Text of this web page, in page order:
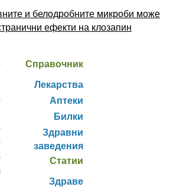
и белодробните микроби може
ефекти на клозапин
Справочник
Лекарства
Аптеки
Билки
Здравни
заведения
Статии
Здраве